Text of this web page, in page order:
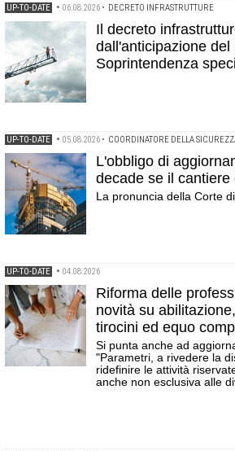
UP-TO-DATE • 06.08.2026 • DECRETO INFRASTRUTTURE
Il decreto
dall'anticipazione del
Soprintendenza
UP-TO-DATE • 05.08.2026 • COORDINATORE DELLA
L'obbligo di
decade se il cantiere
La pronuncia della Corte
UP-TO-DATE • 04.08.2026
Riforma delle
novità su
tirocini ed equo
Si punta anche ad
"Parametri, a rivedere la
ridefinire le attività
anche non esclusiva alle